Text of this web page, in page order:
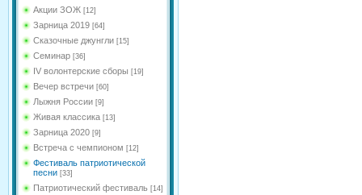
Акции ЗОЖ [12]
Зарница 2019 [64]
Сказочные джунгли [15]
Семинар [36]
IV волонтерские сборы [19]
Вечер встречи [60]
Лыжня России [9]
Живая классика [13]
Зарница 2020 [9]
Встреча с чемпионом [12]
Фестиваль патриотической
песни [33]
Патриотический фестиваль [14]